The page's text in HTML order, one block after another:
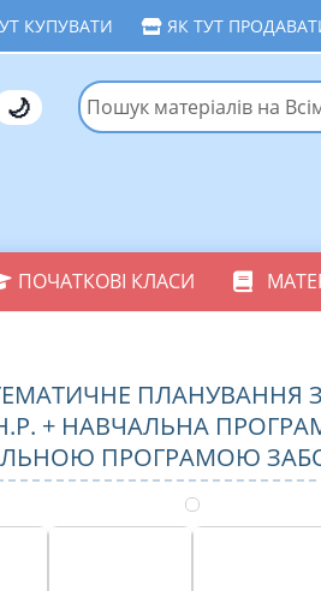
КУПУВАТИ ЯК ТУТ
🌙
ПОЧАТКОВІ КЛАСИ
ПЛАНУВАННЯ
+ НАВЧАЛЬНА
ПРОГРАМОЮ